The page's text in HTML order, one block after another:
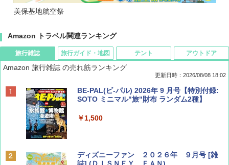
美保基地航空祭
Amazon トラベル関連ランキング
旅行雑誌
Amazon 旅行雑誌 の売れ筋ランキング
更新日時：2026/08/08 18:02
BE-PAL(ビ-パル) 2026年 9 月号【特別付録:
SOTO ミニマル"旅"財布 ランダム2種】
￥1,500
ディズニーファン ２０２６年 ９月号 [雑
誌] (ＤＩＳＮＥＹ ＦＡＮ)
旅行ガイド・地図 テント アウトドア